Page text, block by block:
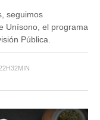
seguimos
Unísono, el programa
Pública.